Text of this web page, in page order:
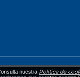
nuestra Política de